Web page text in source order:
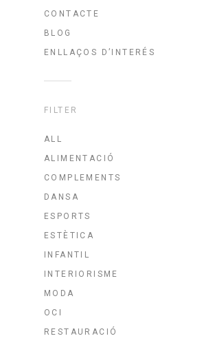
CONTACTE
BLOG
ENLLAÇOS D’INTERÉS
FILTER
ALL
ALIMENTACIÓ
COMPLEMENTS
DANSA
ESPORTS
ESTÈTICA
INFANTIL
INTERIORISME
MODA
OCI
RESTAURACIÓ